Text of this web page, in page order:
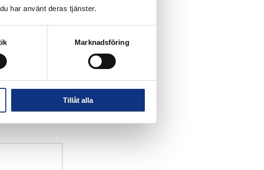
har använt deras tjänster.
Marknadsföring
Tillåt alla